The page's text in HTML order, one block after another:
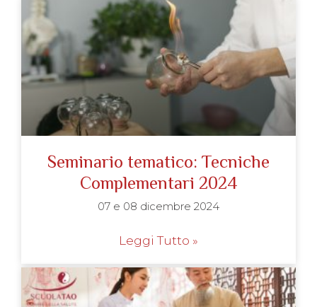
Seminario tematico: Tecniche
Complementari 2024
07 e 08 dicembre 2024
Leggi Tutto »